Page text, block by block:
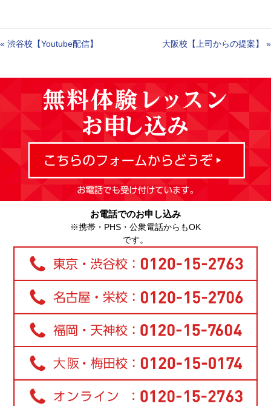
« 渋谷校【Youtube配信】 大阪校【上司からの提案】 »
お電話でのお申し込み
※携帯・PHS・公衆電話からもOK
です。